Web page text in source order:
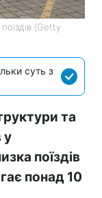
(Getty
суть з
та
у
поїздів
понад 10